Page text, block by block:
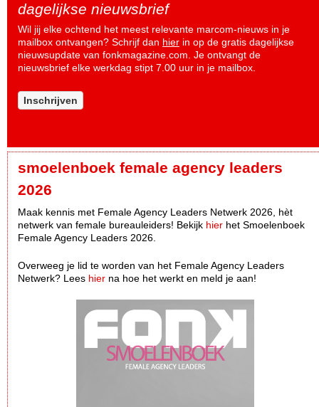
dagelijkse nieuwsbrief
Wil jij elke ochtend het meest relevante marcom-nieuws in je
mailbox ontvangen? Schrijf dan hier in op de gratis dagelijkse
nieuwsupdate van fonkmagazine.com. Je ontvangt de
nieuwsbrief elke werkdag stipt 7.00 uur in je mailbox.
Inschrijven
smoelenboek female agency leaders
2026
Maak kennis met Female Agency Leaders Netwerk 2026, hèt
netwerk van female bureauleiders! Bekijk hier het Smoelenboek
Female Agency Leaders 2026.
Overweeg je lid te worden van het Female Agency Leaders
Netwerk? Lees hier na hoe het werkt en meld je aan!